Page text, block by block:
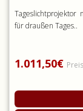
Tageslichtprojektor
für draußen Tages..
1.011,50€